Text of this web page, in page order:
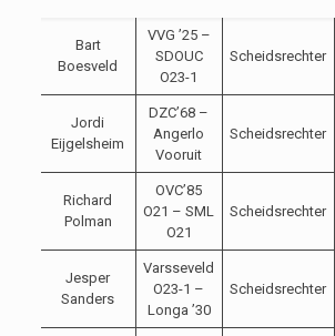
Bart
Boesveld
VVG ’25 –
SDOUC
O23-1
Scheidsrechter
Jordi
Eijgelsheim
DZC’68 –
Angerlo
Vooruit
Scheidsrechter
Richard
Polman
OVC’85
O21 – SML
O21
Scheidsrechter
Jesper
Sanders
Varsseveld
O23-1 –
Longa ’30
Scheidsrechter